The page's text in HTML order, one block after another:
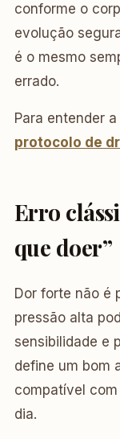
conforme o
evolução
é o mesmo
errado.
Para entender
protocolo de
Erro
que doer”
Dor forte não é
pressão alta
sensibilidade e
define um bom
compatível
dia.